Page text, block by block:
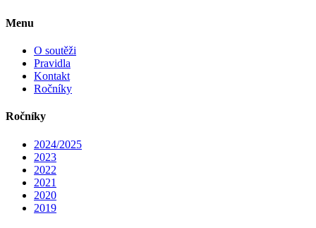
Menu
O soutěži
Pravidla
Kontakt
Ročníky
Ročníky
2024/2025
2023
2022
2021
2020
2019